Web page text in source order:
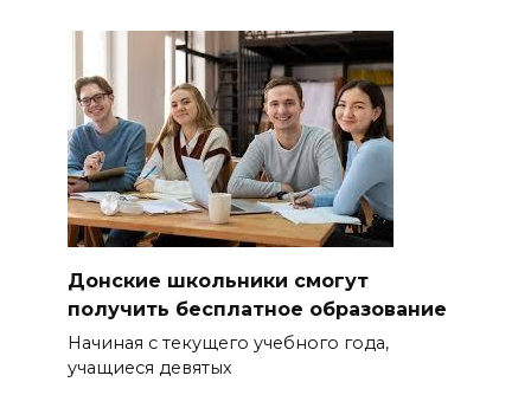
Донские школьники смогут
получить бесплатное образование
Начиная с текущего учебного года,
учащиеся девятых